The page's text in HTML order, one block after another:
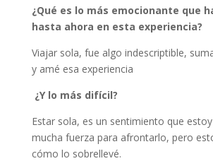
¿Qué es lo más emocionante que
hasta ahora en esta experiencia?
Viajar sola, fue algo indescriptible,
y amé esa experiencia
¿Y lo más difícil?
Estar sola, es un sentimiento que
mucha fuerza para afrontarlo, pero
cómo lo sobrellevé.